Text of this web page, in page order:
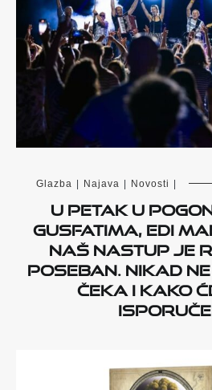
Glazba Najava Novosti
U petak u
Gusfatima, Edi
naš nastup je
poseban. Nikad
čeka i kako